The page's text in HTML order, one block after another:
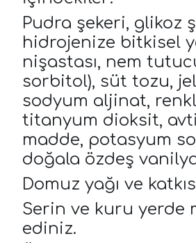
Pudra şekeri, glikoz
hidrojenize bitkisel
nişastası, nem
sorbitol), süt tozu,
sodyum aljinat,
titanyum dioksit,
madde, potasyum
doğala özdeş
Domuz yağı ve
Serin ve kuru yerde
ediniz.